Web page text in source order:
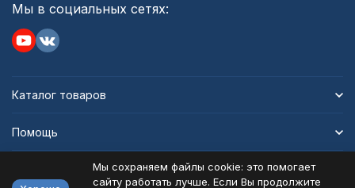
Мы в социальных сетях:
Каталог товаров
Помощь
Мы сохраняем файлы cookie: это помогает
сайту работать лучше. Если Вы продолжите